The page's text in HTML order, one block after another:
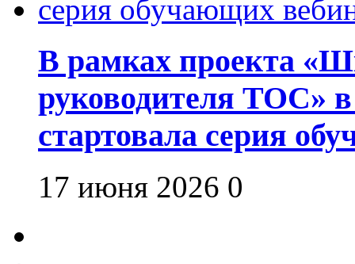
В рамках проекта
руководителя ТОС»
стартовала серия
17 июня 2026 0